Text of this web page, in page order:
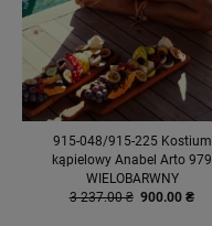
915-048/915-225 Kostium
kąpielowy Anabel Arto 979
WIELOBARWNY
3 237.00 ₴ 900.00 ₴